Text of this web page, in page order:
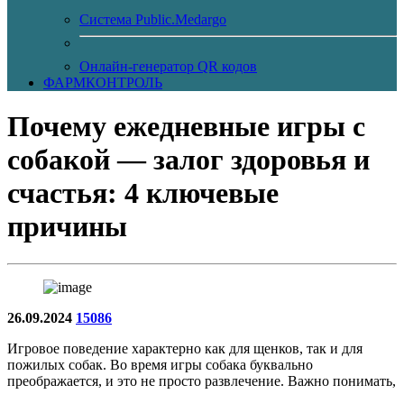
Система Public.Medargo
Онлайн-генератор QR кодов
ФАРМКОНТРОЛЬ
Почему ежедневные игры с
собакой — залог здоровья и
счастья: 4 ключевые
причины
26.09.2024 15086
Игровое поведение характерно как для щенков, так и для
пожилых собак. Во время игры собака буквально
преображается, и это не просто развлечение. Важно понимать,